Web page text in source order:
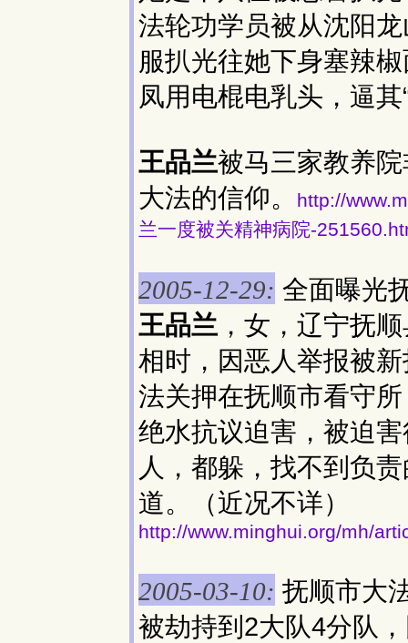
法轮功学员被从沈阳
服扒光往她下身塞辣
凤用电棍电乳头，逼
王品兰被马三家教养
大法的信仰。
http://
兰一度被关精神病院-
2005-12-29: 全面曝光
王品兰 ，女，辽宁抚
相时，因恶人举报被
法关押在抚顺市看守
绝水抗议迫害，被迫
人，都躲，找不到负
道。（近况不详）
http://www.minghui.org/mh/
2005-03-10: 抚顺市大
被劫持到2大队4分队